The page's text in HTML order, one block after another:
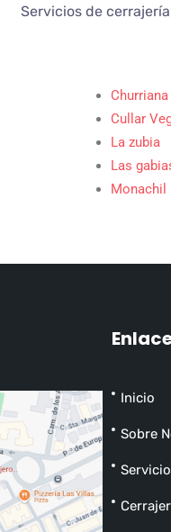
Servicios de
Cullar
La zubia
Las
Monachil
Inicio
Sobre